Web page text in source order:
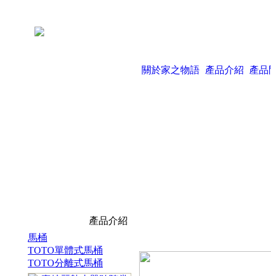
關於家之物語 產品介紹 產品
產品介紹
馬桶
TOTO單體式馬桶
TOTO分離式馬桶